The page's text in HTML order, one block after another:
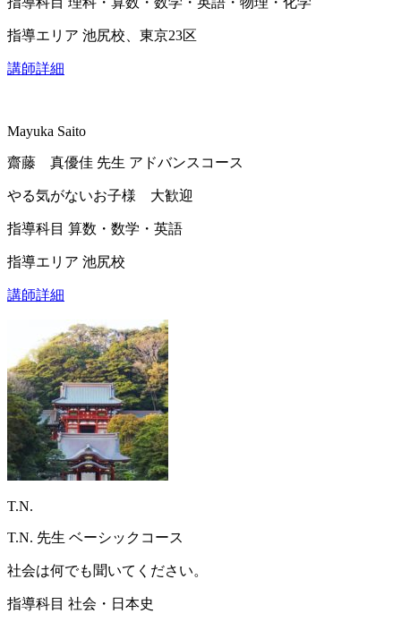
指導エリア 池尻校、東京23区
講師詳細
Mayuka Saito
齋藤 真優佳 先生 アドバンスコース
やる気がないお子様 大歓迎
指導科目 算数・数学・英語
指導エリア 池尻校
講師詳細
T.N.
T.N. 先生 ベーシックコース
社会は何でも聞いてください。
指導科目 社会・日本史